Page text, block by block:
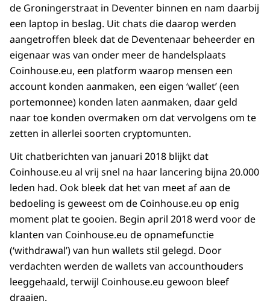
de Groningerstraat in Deventer binnen en nam daarbij
een laptop in beslag. Uit chats die daarop werden
aangetroffen bleek dat de Deventenaar beheerder en
eigenaar was van onder meer de handelsplaats
Coinhouse.eu, een platform waarop mensen een
account konden aanmaken, een eigen ‘wallet’ (een
portemonnee) konden laten aanmaken, daar geld
naar toe konden overmaken om dat vervolgens om te
zetten in allerlei soorten cryptomunten.
Uit chatberichten van januari 2018 blijkt dat
Coinhouse.eu al vrij snel na haar lancering bijna 20.000
leden had. Ook bleek dat het van meet af aan de
bedoeling is geweest om de Coinhouse.eu op enig
moment plat te gooien. Begin april 2018 werd voor de
klanten van Coinhouse.eu de opnamefunctie
(‘withdrawal’) van hun wallets stil gelegd. Door
verdachten werden de wallets van accounthouders
leeggehaald, terwijl Coinhouse.eu gewoon bleef
draaien.